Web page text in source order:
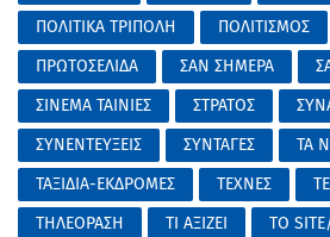
ΠΟΛΙΤΙΚΑ ΤΡΙΠΟΛΗ
ΠΟΛΙΤΙΣΜΟΣ
ΠΡΩΤΟΣΕΛΙΔΑ
ΣΑΝ ΣΗΜΕΡΑ
ΣΙΝΕΜΑ ΤΑΙΝΙΕΣ
ΣΤΡΑΤΟΣ
ΣΥΝΕΝΤΕΥΞΕΙΣ
ΣΥΝΤΑΓΕΣ
ΤΑ
ΤΑΞΙΔΙΑ-ΕΚΔΡΟΜΕΣ
ΤΕΧΝΕΣ
ΤΗΛΕΟΡΑΣΗ
ΤΙ ΑΞΙΖΕΙ
ΤΟ